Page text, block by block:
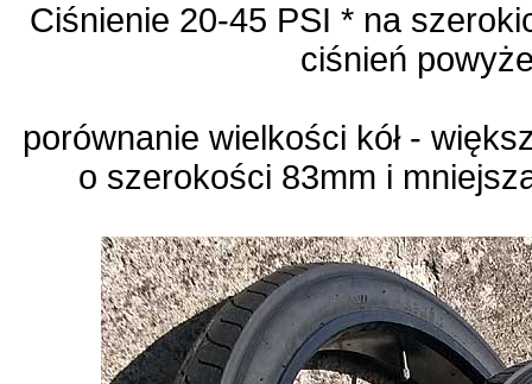
Ciśnienie 20-45 PSI * na
ciśnień
porównanie wielkości kół -
o szerokości 83mm i